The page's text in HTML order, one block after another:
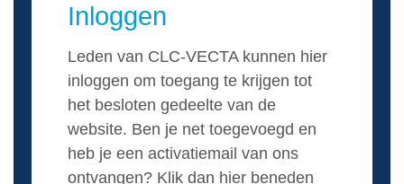
Inloggen
Leden van CLC-VECTA kunnen hier
inloggen om toegang te krijgen tot
het besloten gedeelte van de
website. Ben je net toegevoegd en
heb je een activatiemail van ons
ontvangen? Klik dan hier beneden